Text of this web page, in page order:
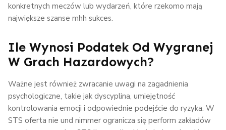
konkretnych meczów lub wydarzeń, które rzekomo mają
największe szanse mhh sukces.
Ile Wynosi Podatek Od Wygranej
W Grach Hazardowych?
Ważne jest również zwracanie uwagi na zagadnienia
psychologiczne, takie jak dyscyplina, umiejętność
kontrolowania emocji i odpowiednie podejście do ryzyka. W
STS oferta nie und nimmer ogranicza się perform zakładów